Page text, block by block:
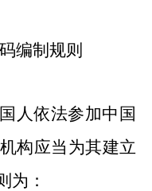
编制规则
人依法参加中国
构应当为其建立
为：